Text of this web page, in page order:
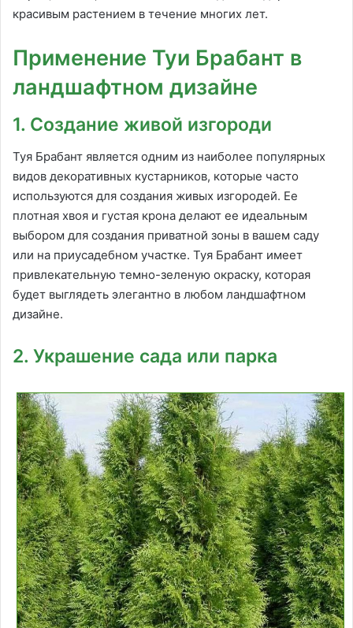
красивым растением в течение многих лет.
Применение Туи Брабант в
ландшафтном дизайне
1. Создание живой изгороди
Туя Брабант является одним из наиболее популярных
видов декоративных кустарников, которые часто
используются для создания живых изгородей. Ее
плотная хвоя и густая крона делают ее идеальным
выбором для создания приватной зоны в вашем саду
или на приусадебном участке. Туя Брабант имеет
привлекательную темно-зеленую окраску, которая
будет выглядеть элегантно в любом ландшафтном
дизайне.
2. Украшение сада или парка